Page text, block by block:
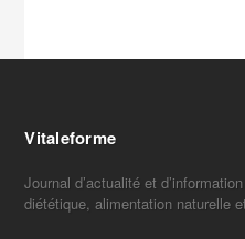
Vitaleforme
Journal d’actualité et
diététique, alimentation naturelle